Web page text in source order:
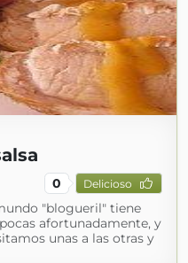
0 Delicioso
"blogueril" tiene
afortunadamente, y
unas a las otras y